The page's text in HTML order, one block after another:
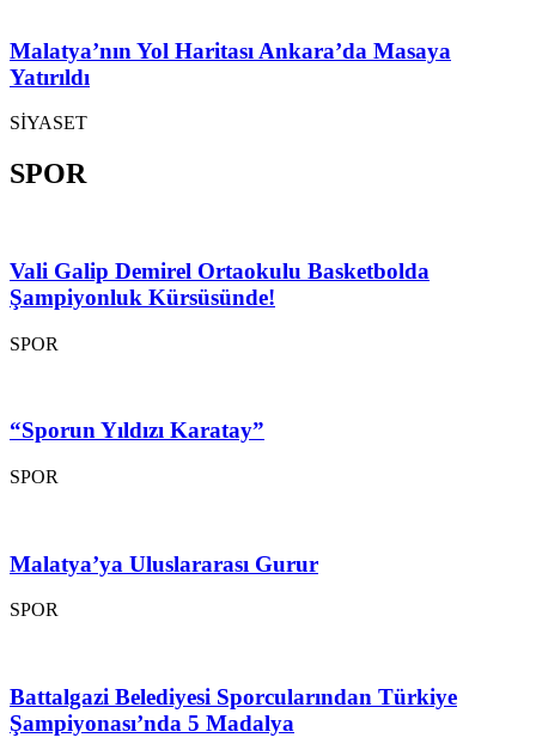
Malatya’nın Yol Haritası Ankara’da Masaya
Yatırıldı
SİYASET
SPOR
Vali Galip Demirel Ortaokulu Basketbolda
Şampiyonluk Kürsüsünde!
SPOR
“Sporun Yıldızı Karatay”
SPOR
Malatya’ya Uluslararası Gurur
SPOR
Battalgazi Belediyesi Sporcularından Türkiye
Şampiyonası’nda 5 Madalya